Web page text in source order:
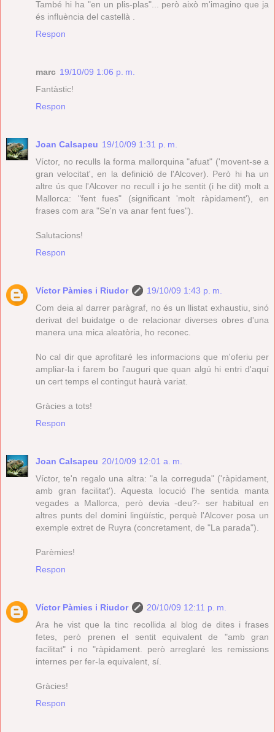
També hi ha "en un plis-plas"... però això m'imagino que ja
és influència del castellà .
Respon
marc 19/10/09 1:06 p. m.
Fantàstic!
Respon
Joan Calsapeu 19/10/09 1:31 p. m.
Víctor, no reculls la forma mallorquina "afuat" ('movent-se a
gran velocitat', en la definició de l'Alcover). Però hi ha un
altre ús que l'Alcover no recull i jo he sentit (i he dit) molt a
Mallorca: "fent fues" (significant 'molt ràpidament'), en
frases com ara "Se'n va anar fent fues").
Salutacions!
Respon
Víctor Pàmies i Riudor
19/10/09 1:43 p. m.
Com deia al darrer paràgraf, no és un llistat exhaustiu, sinó
derivat del buidatge o de relacionar diverses obres d'una
manera una mica aleatòria, ho reconec.
No cal dir que aprofitaré les informacions que m'oferiu per
ampliar-la i farem bo l'auguri que quan algú hi entri d'aquí
un cert temps el contingut haurà variat.
Gràcies a tots!
Respon
Joan Calsapeu 20/10/09 12:01 a. m.
Víctor, te'n regalo una altra: "a la correguda" ('ràpidament,
amb gran facilitat'). Aquesta locució l'he sentida manta
vegades a Mallorca, però devia -deu?- ser habitual en
altres punts del domini lingüístic, perquè l'Alcover posa un
exemple extret de Ruyra (concretament, de "La parada").
Parèmies!
Respon
Víctor Pàmies i Riudor
20/10/09 12:11 p. m.
Ara he vist que la tinc recollida al blog de dites i frases
fetes, però prenen el sentit equivalent de "amb gran
facilitat" i no "ràpidament. però arreglaré les remissions
internes per fer-la equivalent, sí.
Gràcies!
Respon